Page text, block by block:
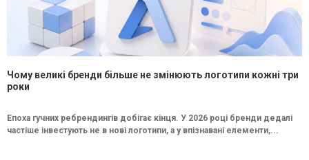
Чому великі бренди більше не змінюють логотипи кожні три
роки
Епоха гучних ребрендингів добігає кінця. У 2026 році бренди дедалі
частіше інвестують не в нові логотипи, а у впізнавані елементи,...